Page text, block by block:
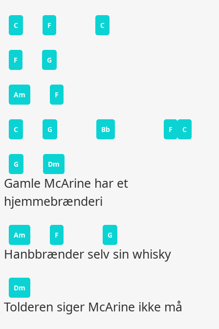
C F C
F G
Am F
C G Bb F C
G Dm
Gamle McArine har et
hjemmebrænderi
Am F G
Hanbbrænder selv sin whisky
Dm
Tolderen siger McArine ikke må